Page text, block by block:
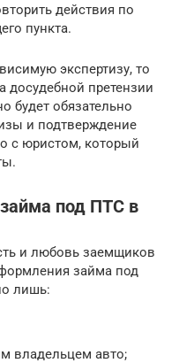
действия по
пункта.
экспертизу, то
претензии
будет обязательно
и подтверждение
с юристом, который
под ПТС в
и любовь заемщиков
займа под
лишь:
владельцем авто;